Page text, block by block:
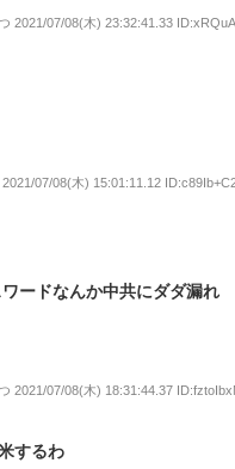
2021/07/08(木) 23:32:41.33
2021/07/08(木) 15:01:11.12
ードなんか中共にダダ漏れ
2021/07/08(木) 18:31:44.37
するわ